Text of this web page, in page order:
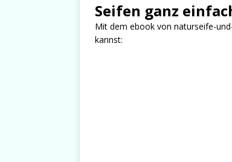
Seifen ganz
Mit dem ebook von naturseife-
kannst: